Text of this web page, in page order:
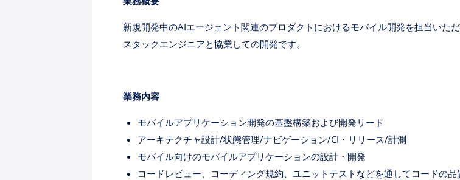
新規開発中のAIエージェント関連のプロダクトにおけるモバイル開発を担当いた
スタックエンジニアと協業しての開発です。
業務内容
モバイルアプリケーション開発の基盤構築および開発リード
アーキテクチャ設計/状態管理/ナビゲーション/CI・リリース/計測
モバイル向けのモバイルアプリケーションの設計・開発
コードレビュー、コーディング規約、ユニットテストなどを通してコードの品